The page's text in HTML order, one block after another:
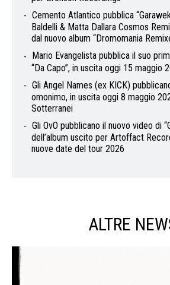
Cemento Atlantico pubblica
Baldelli & Matta Dallara Cosmos
dal nuovo album “Dromomania
Mario Evangelista pubblica il suo
“Da Capo”, in uscita oggi 15 maggio
Gli Angel Names (ex KICK)
omonimo, in uscita oggi 8 maggio
Sotterranei
Gli OvO pubblicano il nuovo video di
dell’album uscito per Artoffact
nuove date del tour 2026
ALTRE